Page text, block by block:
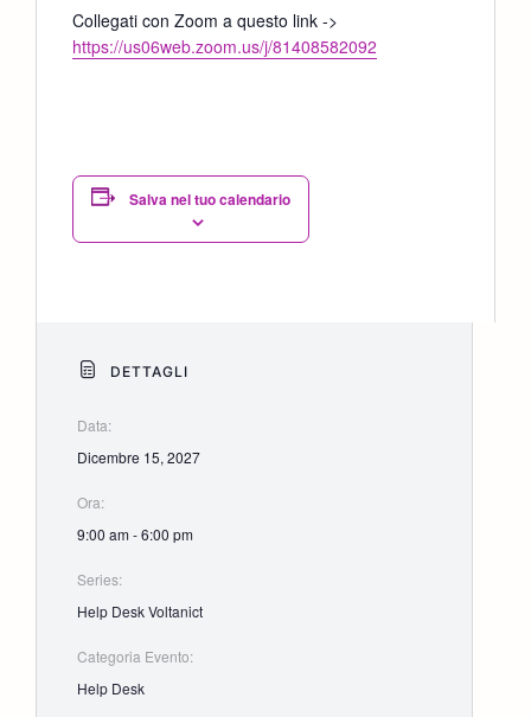
Collegati con Zoom a questo link ->
https://us06web.zoom.us/j/81408582092
Salva nel tuo calendario
DETTAGLI
Data:
Dicembre 15, 2027
Ora:
9:00 am - 6:00 pm
Series:
Help Desk Voltanict
Categoria Evento:
Help Desk